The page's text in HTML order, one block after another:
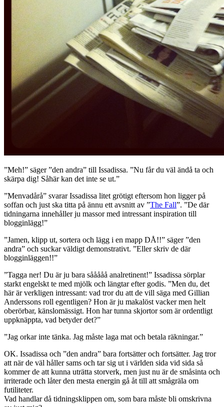
”Meh!” säger ”den andra” till Issadissa. ”Nu får du väl ändå ta och
skärpa dig! Såhär kan det inte se ut.”
”Menvadårå” svarar Issadissa litet grötigt eftersom hon ligger på
soffan och just ska titta på ännu ett avsnitt av ”The Fall”. ”De där
tidningarna innehåller ju massor med intressant inspiration till
blogginlägg!”
”Jamen, klipp ut, sortera och lägg i en mapp DÅ!!” säger ”den
andra” och suckar väldigt demonstrativt. ”Eller skriv de där
blogginläggen!!”
”Tagga ner! Du är ju bara sååååå analretinent!” Issadissa sörplar
starkt engelskt te med mjölk och längtar efter godis. ”Men du, det
här är verkligen intressant: vad tror du att de vill säga med Gillian
Anderssons roll egentligen? Hon är ju makalöst vacker men helt
oberörbar, känslomässigt. Hon har tunna skjortor som är ordentligt
uppknäppta, vad betyder det?”
”Jag orkar inte tänka. Jag måste laga mat och betala räkningar.”
OK. Issadissa och ”den andra” bara fortsätter och fortsätter. Jag tror
att när de väl håller sams och tar sig ut i världen sida vid sida så
kommer de att kunna uträtta storverk, men just nu är de småsinta och
irriterade och låter den mesta energin gå åt till att smågräla om
futiliteter.
Vad handlar då tidningsklippen om, som bara måste bli omskrivna